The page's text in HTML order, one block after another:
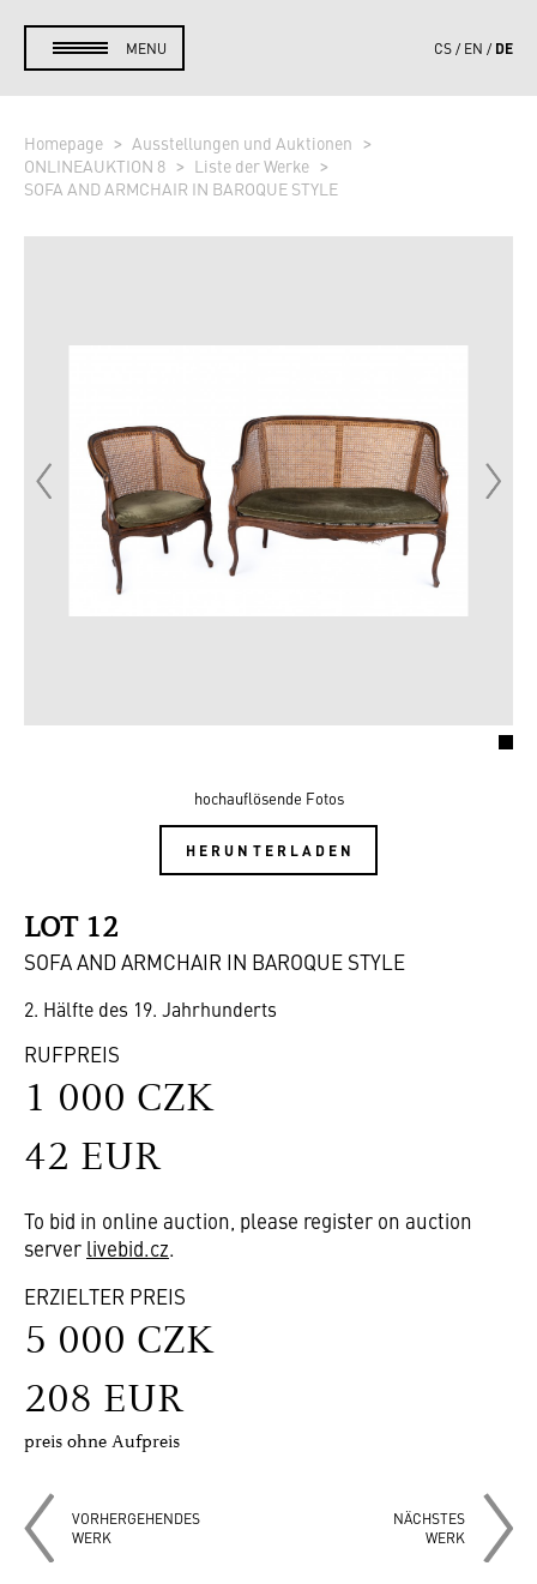
MENU CS EN DE
Homepage
Ausstellungen und Auktionen
ONLINEAUKTION 8
Liste der Werke
SOFA AND ARMCHAIR IN BAROQUE STYLE
hochauflösende Fotos
HERUNTERLADEN
LOT 12
SOFA AND ARMCHAIR IN BAROQUE STYLE
2. Hälfte des 19. Jahrhunderts
RUFPREIS
1 000 CZK
42 EUR
To bid in online auction, please register on auction
server livebid.cz.
ERZIELTER PREIS
5 000 CZK
208 EUR
preis ohne Aufpreis
VORHERGEHENDES
WERK
NÄCHSTES
WERK